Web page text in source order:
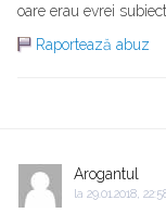
oare erau evrei
Raportează abuz
Arogantul
la 29.01.2018,